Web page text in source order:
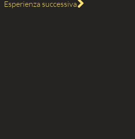
Esperienza successiva